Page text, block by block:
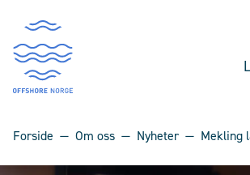
Forside Om oss Nyheter Mekling